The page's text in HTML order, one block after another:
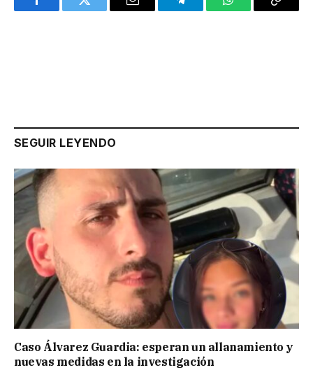
FacebookTwitter Email TelegramWhatsAppCopy
SEGUIR LEYENDO
Caso Álvarez Guardia: esperan un allanamiento y
nuevas medidas en la investigación